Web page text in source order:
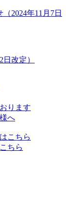
2024年11月7日
改定）
ります
へ
こちら
ちら